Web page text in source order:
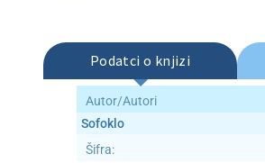
PublicistikaPodatci o knjizi
Autor/Autori
Sofoklo
Šifra: